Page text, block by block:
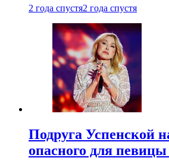
2 года спустя2 года спустя
Подруга Успенской
опасного для певицы